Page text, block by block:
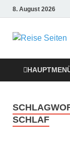
8. August 2026
SCHLAF